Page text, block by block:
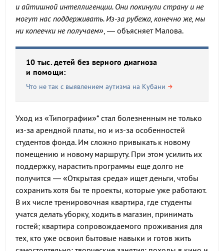
и айтишной интеллигенции. Они покинули страну и не
могут нас поддерживать. Из-за рубежа, конечно же, мы
ни копеечки не получаем», — объясняет Малова.
10 тыс. детей без верного диагноза
и помощи:
Что не так с выявлением аутизма на Кубани
Уход из «Типографии»* стал болезненным не только
из-за арендной платы, но и из-за особенностей
студентов фонда. Им сложно привыкать к новому
помещению и новому маршруту. При этом усилить их
поддержку, нарастить программы еще долго не
получится — «Открытая среда» ищет деньги, чтобы
сохранить хотя бы те проекты, которые уже работают.
В их числе тренировочная квартира, где студенты
учатся делать уборку, ходить в магазин, принимать
гостей; квартира сопровождаемого проживания для
тех, кто уже освоил бытовые навыки и готов жить